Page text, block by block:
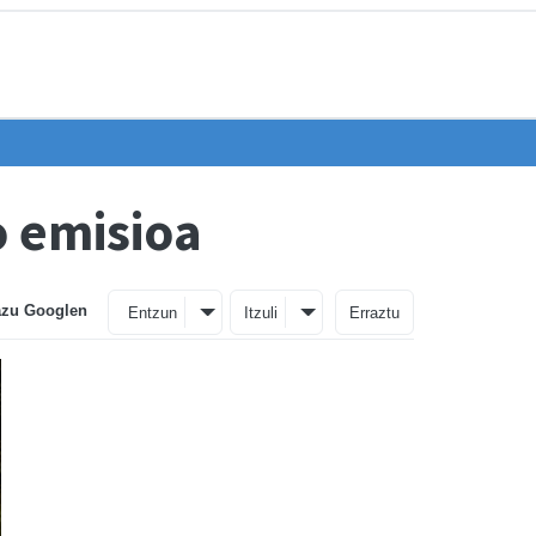
Googlen Entzun Itzuli Erraztu